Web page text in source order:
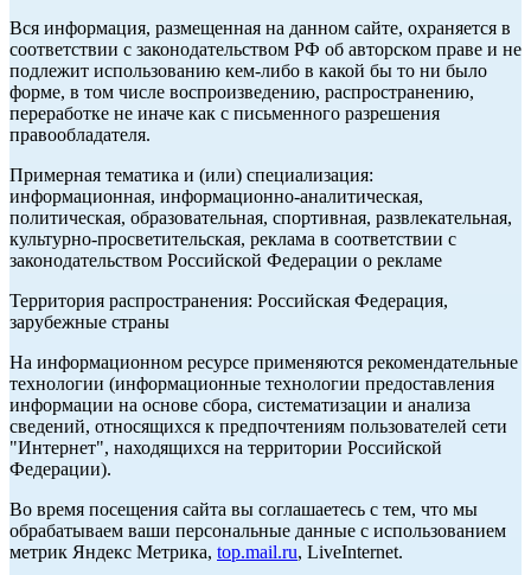
Вся информация, размещенная на данном сайте, охраняется в
соответствии с законодательством РФ об авторском праве и не
подлежит использованию кем-либо в какой бы то ни было
форме, в том числе воспроизведению, распространению,
переработке не иначе как с письменного разрешения
правообладателя.
Примерная тематика и (или) специализация:
информационная, информационно-аналитическая,
политическая, образовательная, спортивная, развлекательная,
культурно-просветительская, реклама в соответствии с
законодательством Российской Федерации о рекламе
Территория распространения: Российская Федерация,
зарубежные страны
На информационном ресурсе применяются рекомендательные
технологии (информационные технологии предоставления
информации на основе сбора, систематизации и анализа
сведений, относящихся к предпочтениям пользователей сети
"Интернет", находящихся на территории Российской
Федерации).
Во время посещения сайта вы соглашаетесь с тем, что мы
обрабатываем ваши персональные данные с использованием
метрик Яндекс Метрика, top.mail.ru, LiveInternet.